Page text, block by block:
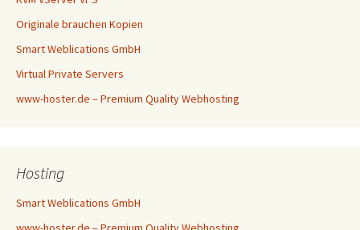
Originale brauchen Kopien
Smart Weblications GmbH
Virtual Private Servers
www-hoster.de – Premium Quality Webhosting
Hosting
Smart Weblications GmbH